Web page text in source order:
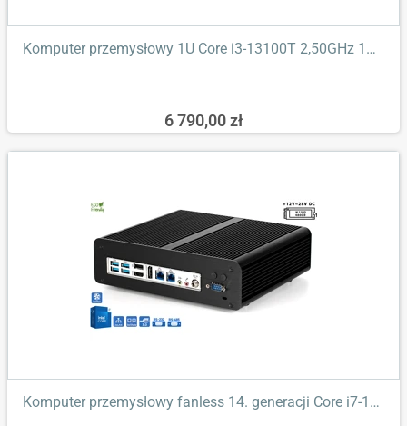
Komputer przemysłowy 1U Core i3-13100T 2,50GHz 16GB DDR4 4xLAN...
6 790,00 zł
Komputer przemysłowy fanless 14. generacji Core i7-14700T 3,70GHz...